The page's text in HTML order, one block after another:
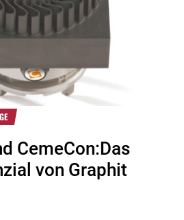
CemeCon:Das
von Graphit